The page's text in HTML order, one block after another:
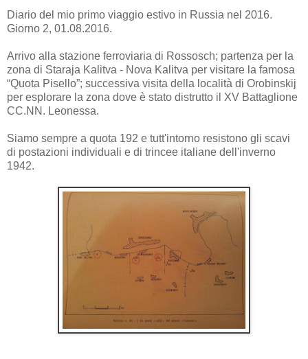
Diario del mio primo viaggio estivo in Russia nel 2016.
Giorno 2, 01.08.2016.
Arrivo alla stazione ferroviaria di Rossosch; partenza per la
zona di Staraja Kalitva - Nova Kalitva per visitare la famosa
“Quota Pisello”; successiva visita della località di Orobinskij
per esplorare la zona dove è stato distrutto il XV Battaglione
CC.NN. Leonessa.
Siamo sempre a quota 192 e tutt'intorno resistono gli scavi
di postazioni individuali e di trincee italiane dell'inverno
1942.